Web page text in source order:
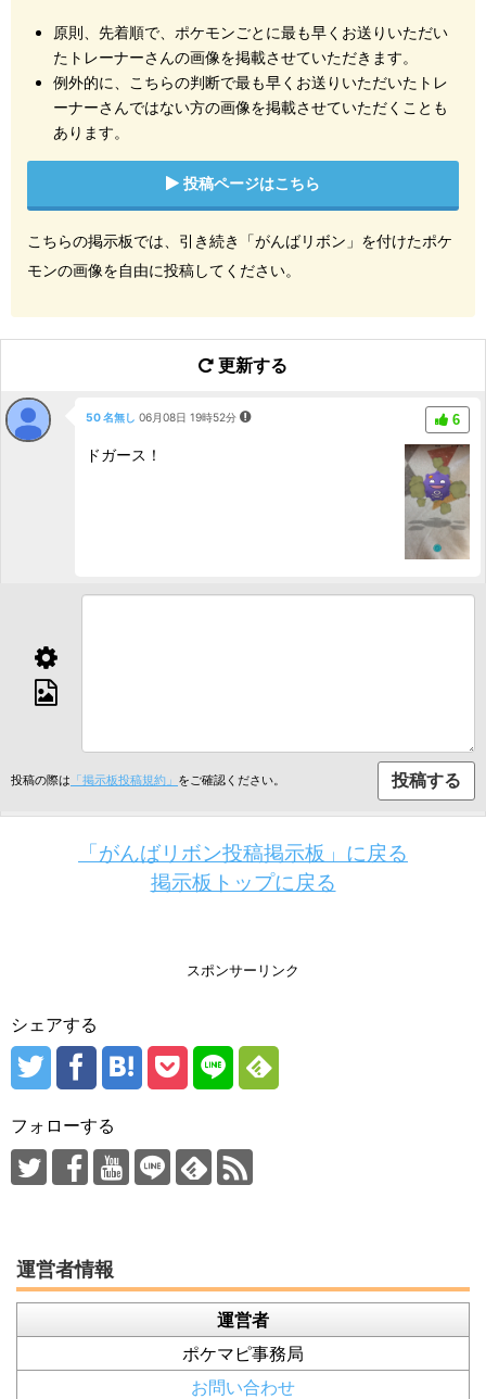
原則、先着順で、ポケモンごとに最も早くお送りいただい
たトレーナーさんの画像を掲載させていただきます。
例外的に、こちらの判断で最も早くお送りいただいたトレ
ーナーさんではない方の画像を掲載させていただくことも
あります。
投稿ページはこちら
こちらの掲示板では、引き続き「がんばリボン」を付けたポケ
モンの画像を自由に投稿してください。
更新する
50 名無し 06月08日 19時52分 6
ドガース！
投稿の際は 「掲示板投稿規約」 をご確認ください。
「がんばリボン投稿掲示板」に戻る
掲示板トップに戻る
スポンサーリンク
シェアする
フォローする
運営者情報
運営者
ポケマピ事務局
お問い合わせ